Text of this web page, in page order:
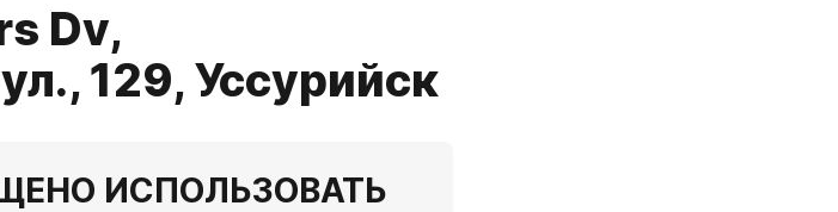
Dv,
129, Уссурийск
ИСПОЛЬЗОВАТЬ